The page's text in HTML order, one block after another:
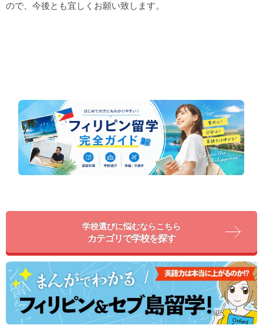
ので、今後とも宜しくお願い致します。
学校選びに悩むならこちら
カテゴリで学校を探す